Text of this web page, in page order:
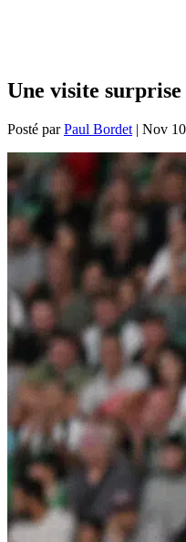
Une visite
Posté parPaul Bordet | Nov